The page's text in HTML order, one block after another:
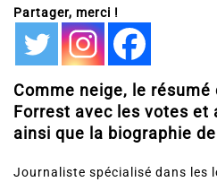
Partager, merci !
Comme neige, le résumé
Forrest avec les votes et
ainsi que la biographie de
Journaliste spécialisé dans les